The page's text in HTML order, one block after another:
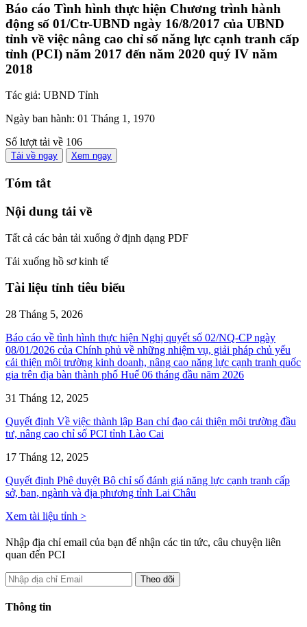
Báo cáo Tình hình thực hiện Chương trình hành
động số 01/Ctr-UBND ngày 16/8/2017 của UBND
tỉnh về việc nâng cao chỉ số năng lực cạnh tranh cấp
tỉnh (PCI) năm 2017 đến năm 2020 quý IV năm
2018
Tác giả: UBND Tỉnh
Ngày ban hành: 01 Tháng 1, 1970
Số lượt tải về 106
Tải về ngay Xem ngay
Tóm tắt
Nội dung tải về
Tất cả các bản tải xuống ở định dạng PDF
Tải xuống hồ sơ kinh tế
Tài liệu tỉnh tiêu biểu
28 Tháng 5, 2026
Báo cáo về tình hình thực hiện Nghị quyết số 02/NQ-CP ngày
08/01/2026 của Chính phủ về những nhiệm vụ, giải pháp chủ yếu
cải thiện môi trường kinh doanh, nâng cao năng lực cạnh tranh quốc
gia trên địa bàn thành phố Huế 06 tháng đầu năm 2026
31 Tháng 12, 2025
Quyết định Về việc thành lập Ban chỉ đạo cải thiện môi trường đầu
tư, nâng cao chỉ số PCI tỉnh Lào Cai
17 Tháng 12, 2025
Quyết định Phê duyệt Bộ chỉ số đánh giá năng lực cạnh tranh cấp
sở, ban, ngành và địa phương tỉnh Lai Châu
Xem tài liệu tỉnh >
Nhập địa chỉ email của bạn để nhận các tin tức, câu chuyện liên
quan đến PCI
Thông tin